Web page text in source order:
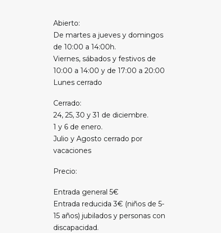
Abierto:
De martes a jueves y domingos
de 10:00 a 14:00h.
Viernes, sábados y festivos de
10:00 a 14:00 y de 17:00 a 20:00
Lunes cerrado
Cerrado:
24, 25, 30 y 31 de diciembre.
1 y 6 de enero.
Julio y Agosto cerrado por
vacaciones
Precio:
Entrada general 5€
Entrada reducida 3€ (niños de 5-
15 años) jubilados y personas con
discapacidad.